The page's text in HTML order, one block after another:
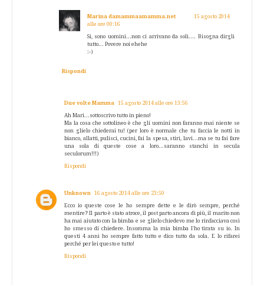
Marina damammaamamma.net
15 agosto 2014
alle ore 00:16
Si, sono uomini...non ci arrivano da soli.... Bisogna dirgli
tutto... Povere noi ehehe
:-)
Rispondi
Due volte Mamma 15 agosto 2014 alle ore 13:56
Ah Mari...sottoscrivo tutto in pieno!
Ma la cosa che sottolineo è che gli uomini non faranno mai niente se
non glielo chiederai tu! (per loro è normale che tu faccia le notti in
bianco, allatti, pulisci, cucini, fai la spesa, stiri, lavi...ma se tu fai fare
una sola di queste cose a loro...saranno stanchi in secula
seculorum!!!)
Rispondi
Unknown 16 agosto 2014 alle ore 23:50
Ecco io queste cose le ho sempre dette e le dirò sempre, perché
mentire? Il parto è stato atroce, il post parto ancora di più, il marito non
ha mai aiutato con la bimba e se glielo chiedevo me lo rinfacciava così
ho smesso di chiedere. Insomma la mia bimba l'ho tirata su io. In
questi 4 anni ho sempre fatto tutto e dico tutto da sola. E lo rifarei
perché per lei questo e tutto!
Rispondi